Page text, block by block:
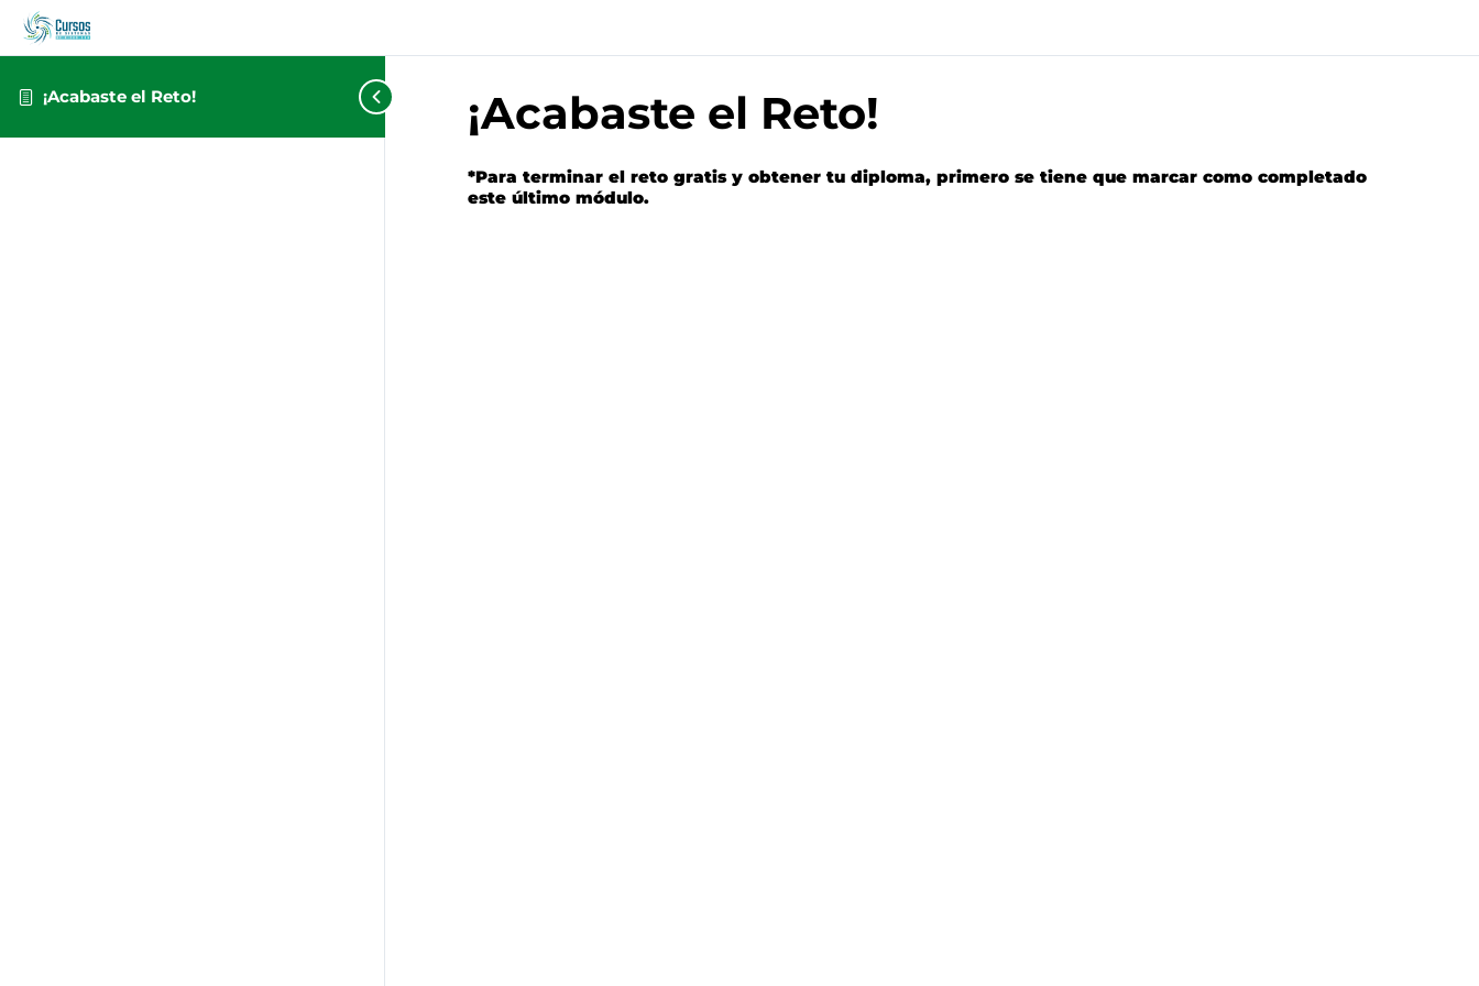
¡Acabaste el Reto! ¡Acabaste el Reto!
*Para terminar el reto gratis y obtener tu diploma, primero se tiene que marcar como completado
este último módulo.